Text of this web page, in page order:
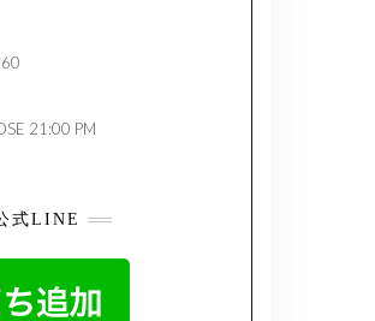
21:00 PM
式LINE